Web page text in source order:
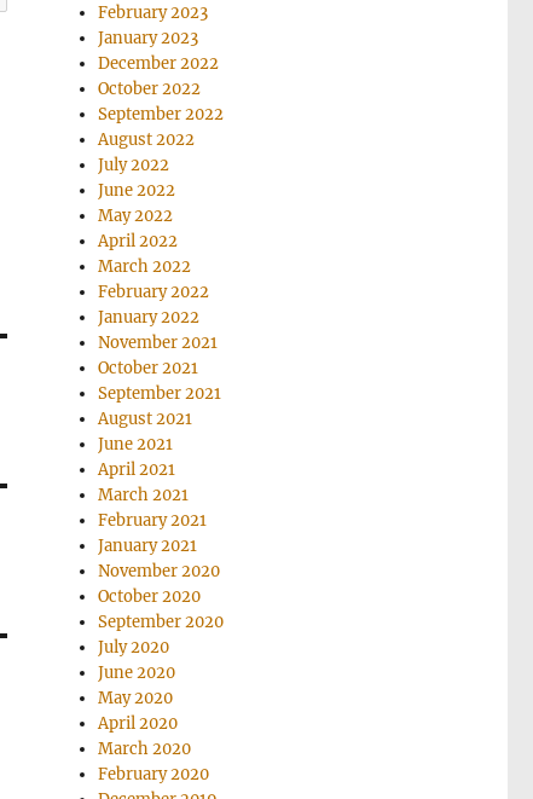
February 2023
January 2023
December 2022
October 2022
September 2022
August 2022
July 2022
June 2022
May 2022
April 2022
March 2022
February 2022
January 2022
November 2021
October 2021
September 2021
August 2021
June 2021
April 2021
March 2021
February 2021
January 2021
November 2020
October 2020
September 2020
July 2020
June 2020
May 2020
April 2020
March 2020
February 2020